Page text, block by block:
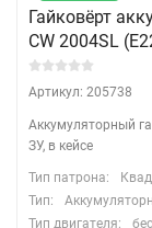
Гайковёрт
CW 2004SL
Артикул: 205738
Аккумуляторный
ЗУ, в кейсе
Тип патрона:
Тип:
Тип двигателя: